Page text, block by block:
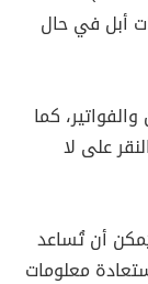
أبل في حال
كما
على لا
أن تُساعد
معلومات